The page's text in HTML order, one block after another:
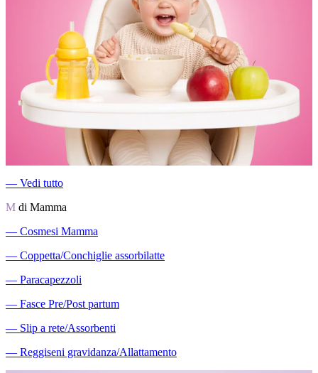
― Vedi tutto
M di Mamma
― Cosmesi Mamma
― Coppetta/Conchiglie assorbilatte
― Paracapezzoli
― Fasce Pre/Post partum
― Slip a rete/Assorbenti
― Reggiseni gravidanza/Allattamento